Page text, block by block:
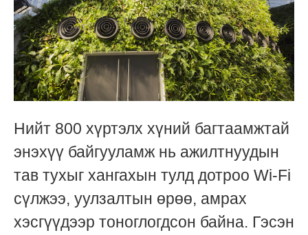
Нийт 800 хүртэлх хүний багтаамжтай
энэхүү байгууламж нь ажилтнуудын
тав тухыг хангахын тулд дотроо Wi-Fi
сүлжээ, уулзалтын өрөө, амрах
хэсгүүдээр тоноглогдсон байна. Гэсэн